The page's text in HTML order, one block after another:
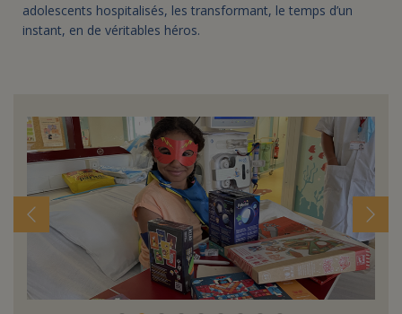
adolescents hospitalisés, les transformant, le temps d’un
instant, en de véritables héros.